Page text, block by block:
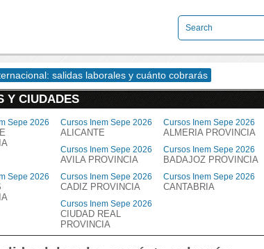
salidas laborales y cuánto cobrarás
Y CIUDADES
Sepe 2026 Cursos Inem Sepe 2026
ALICANTE
Cursos Inem Sepe 2026
ALMERIA PROVINCIA
Cursos Inem Sepe 2026
AVILA PROVINCIA
Cursos Inem Sepe 2026
BADAJOZ PROVINCIA
Sepe 2026 Cursos Inem Sepe 2026
CADIZ PROVINCIA
Cursos Inem Sepe 2026
CANTABRIA
Cursos Inem Sepe 2026
CIUDAD REAL
PROVINCIA